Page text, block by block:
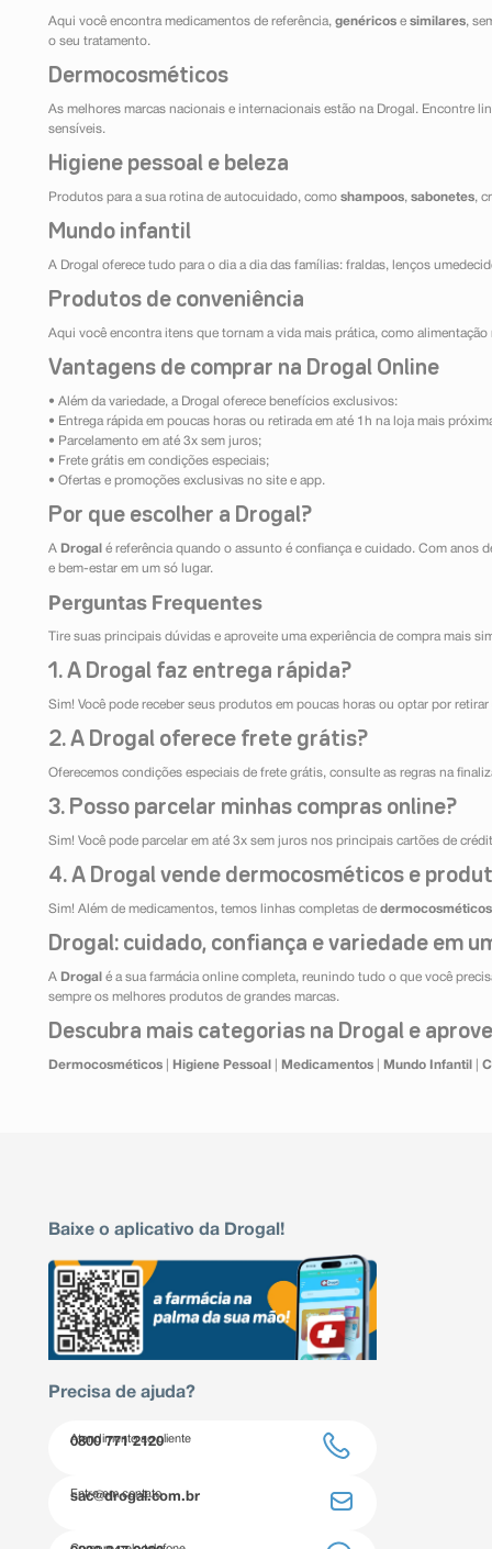
Aqui você encontra medicamentos de referência, genéricos e similares,
o seu tratamento.
Dermocosméticos
As melhores marcas nacionais e internacionais estão na Drogal. Encontre
sensíveis.
Higiene pessoal e beleza
Produtos para a sua rotina de autocuidado, como shampoos, sabonetes,
Mundo infantil
A Drogal oferece tudo para o dia a dia das famílias: fraldas, lenços
Produtos de conveniência
Aqui você encontra itens que tornam a vida mais prática, como
Vantagens de comprar na Drogal Online
• Além da variedade, a Drogal oferece benefícios exclusivos:
• Entrega rápida em poucas horas ou retirada em até 1h na loja mais
• Parcelamento em até 3x sem juros;
• Frete grátis em condições especiais;
• Ofertas e promoções exclusivas no site e app.
Por que escolher a Drogal?
A Drogal é referência quando o assunto é confiança e cuidado. Com anos
e bem-estar em um só lugar.
Perguntas Frequentes
Tire suas principais dúvidas e aproveite uma experiência de compra mais
1. A Drogal faz entrega rápida?
Sim! Você pode receber seus produtos em poucas horas ou optar por
2. A Drogal oferece frete grátis?
Oferecemos condições especiais de frete grátis, consulte as regras na
3. Posso parcelar minhas compras online?
Sim! Você pode parcelar em até 3x sem juros nos principais cartões de
4. A Drogal vende dermocosméticos e
Sim! Além de medicamentos, temos linhas completas de dermocosméticos
Drogal: cuidado, confiança e variedade em
A Drogal é a sua farmácia online completa, reunindo tudo o que você
sempre os melhores produtos de grandes marcas.
Descubra mais categorias na Drogal e
Dermocosméticos Higiene Pessoal Medicamentos Mundo Infantil
Baixe o aplicativo da Drogal!
Precisa de ajuda?
Atendimento ao cliente
0800 771 2120
Entre em contato
sac@drogal.com.br